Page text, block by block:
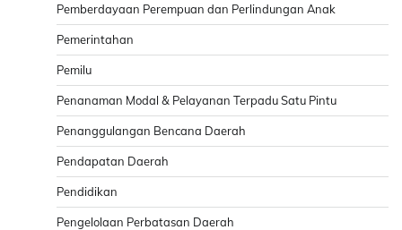
Pemberdayaan Perempuan dan Perlindungan Anak
Pemerintahan
Pemilu
Penanaman Modal & Pelayanan Terpadu Satu Pintu
Penanggulangan Bencana Daerah
Pendapatan Daerah
Pendidikan
Pengelolaan Perbatasan Daerah